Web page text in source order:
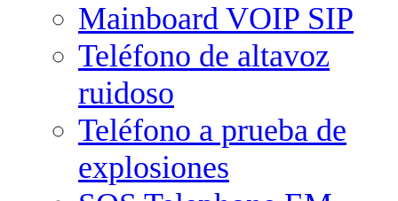
Mainboard VOIP SIP
Teléfono de altavoz
ruidoso
Teléfono a prueba de
explosiones